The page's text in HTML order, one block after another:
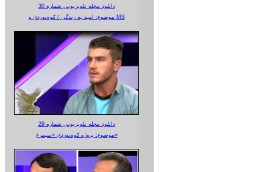
دانلود مجله تلویزیونی شماره 30
موضوع: امید به زندگی / کوه‌نوردی و MS
دانلود مجله تلویزیونی شماره 29
موضوع: پروژه کوه‌نوردی «سیمرغ»